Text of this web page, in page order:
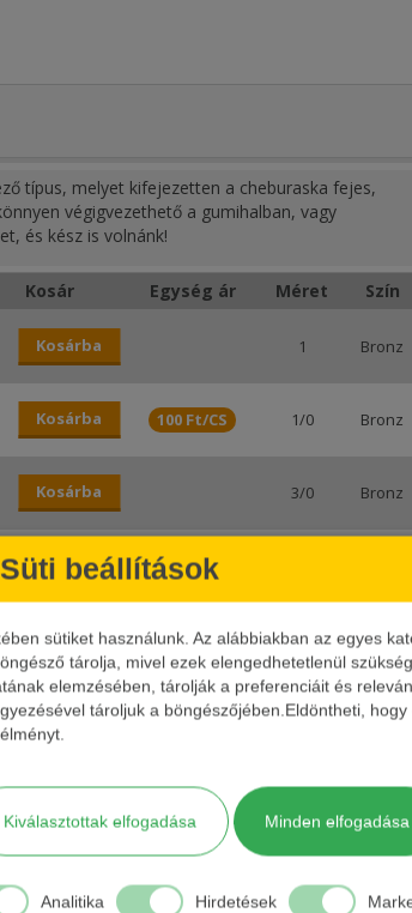
Süti beállítások
sütiket használunk. Az alábbiakban az egyes
tárolja, mivel ezek elengedhetetlenül
elemzésében, tárolják a preferenciáit és
tároljuk a böngészőjében.Eldöntheti,
Kiválasztottak elfogadása Minden elfogadása
Analitika Hirdetések
típus, melyet kifejezetten a cheburaska fejes,
végigvezethető a gumihalban, vagy
és kész is volnánk!
Kosár Egység ár Méret Szín
Kosárba 1 Bronz
Kosárba 100 Ft/CS 1/0 Bronz
Kosárba 3/0 Bronz
Kosárba
Kosárba 5/0 Bronz
Kosárba 7/0 Bronz